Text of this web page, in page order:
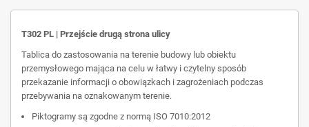
T302 PL | Przejście drugą strona ulicy
Tablica do zastosowania na terenie budowy lub obiektu
przemysłowego mająca na celu w łatwy i czytelny sposób
przekazanie informacji o obowiązkach i zagrożeniach podczas
przebywania na oznakowanym terenie.
Piktogramy są zgodne z normą ISO 7010:2012